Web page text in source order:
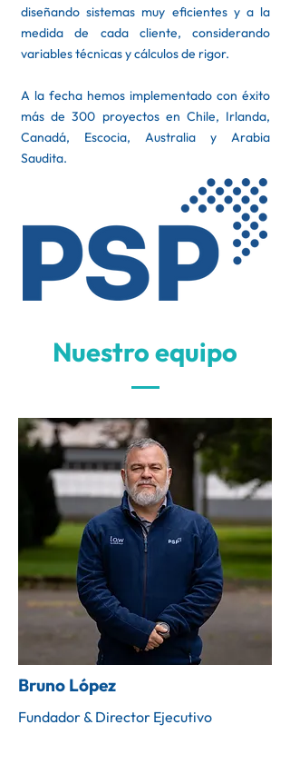
diseñando sistemas muy eficientes y a la
medida de cada cliente, considerando
variables técnicas y cálculos de rigor.
A la fecha hemos implementado con éxito
más de 300 proyectos en Chile, Irlanda,
Canadá, Escocia, Australia y Arabia
Saudita.
Nuestro equipo
Bruno López
Fundador & Director Ejecutivo